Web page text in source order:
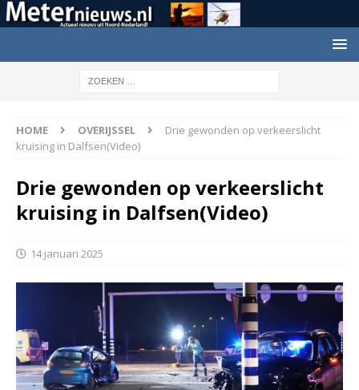
HOME OVERIJSSEL
Drie gewonden op verkeerslicht
kruising in Dalfsen(Video)
Drie gewonden op verkeerslicht
kruising in Dalfsen(Video)
14 januari 2025